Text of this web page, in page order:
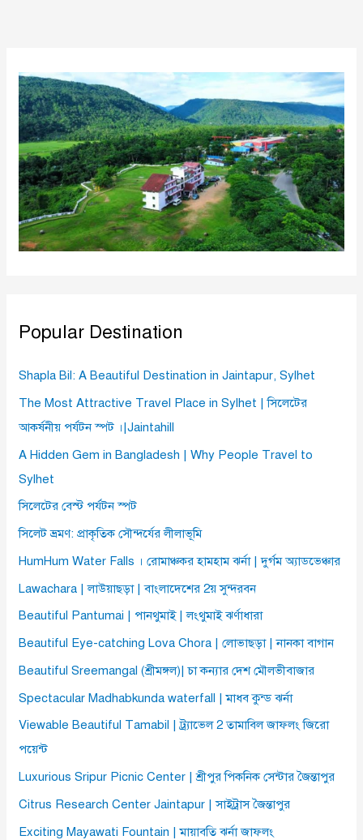
Popular Destination
Shapla Bil: A Beautiful Destination in Jaintapur, Sylhet
The Most Attractive Travel Place in Sylhet | সিলেটের
আকর্ষনীয় পর্যটন স্পট ।|Jaintahill
A Hidden Gem in Bangladesh | Why People Travel to
Sylhet
সিলেটের বেস্ট পর্যটন স্পট
সিলেট ভ্রমণ: প্রাকৃতিক সৌন্দর্যের লীলাভূমি
HumHum Water Falls । রোমাঞ্চকর হামহাম ঝর্না | দুর্গম অ্যাডভেঞ্চার
Lawachara | লাউয়াছড়া | বাংলাদেশের 2য় সুন্দরবন
Beautiful Pantumai | পানথুমাই | লংথুমাই ঝর্ণাধারা
Beautiful Eye-catching Lova Chora | লোভাছড়া | নানকা বাগান
Beautiful Sreemangal (শ্রীমঙ্গল)| চা কন্যার দেশ মৌলভীবাজার
Spectacular Madhabkunda waterfall | মাধব কুন্ড ঝর্না
Viewable Beautiful Tamabil | ট্র্যাভেল 2 তামাবিল জাফলং জিরো
পয়েন্ট
Luxurious Sripur Picnic Center | শ্রীপুর পিকনিক সেন্টার জৈন্তাপুর
Citrus Research Center Jaintapur | সাইট্রাস জৈন্তাপুর
Exciting Mayawati Fountain | মায়াবতি ঝর্না জাফলং